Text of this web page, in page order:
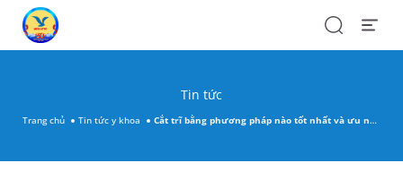
SearchOpen
Tin tức
Trang chủ Tin tức y khoa Cắt trĩ bằng phương pháp nào tốt nhất và ưu nhược điểm đi kèm